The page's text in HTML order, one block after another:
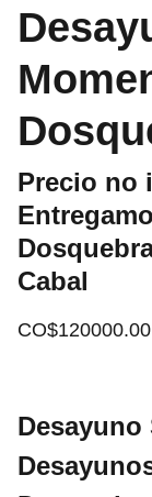
Precio no
Cabal
CO$120000.00
Desayuno